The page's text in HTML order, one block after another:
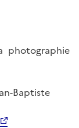
photographie
Baptiste